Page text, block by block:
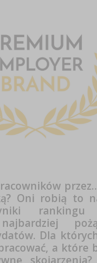
Oni robią to
rankingu
Dla
a które